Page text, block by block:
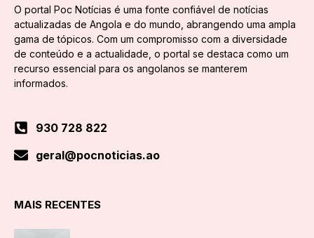
O portal Poc Notícias é uma fonte confiável de notícias
actualizadas de Angola e do mundo, abrangendo uma ampla
gama de tópicos. Com um compromisso com a diversidade
de conteúdo e a actualidade, o portal se destaca como um
recurso essencial para os angolanos se manterem
informados.
930 728 822
geral@pocnoticias.ao
MAIS RECENTES